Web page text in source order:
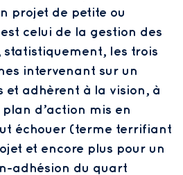
projet de petite ou
celui de la gestion des
statistiquement, les trois
intervenant sur un
et adhèrent à la vision, à
d’action mis en
échouer (terme terrifiant
et encore plus pour un
adhésion du quart